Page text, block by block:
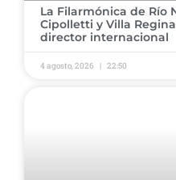
​La Filarmónica de Río
Cipolletti y Villa
director internacional
4 agosto, 2026 22:50